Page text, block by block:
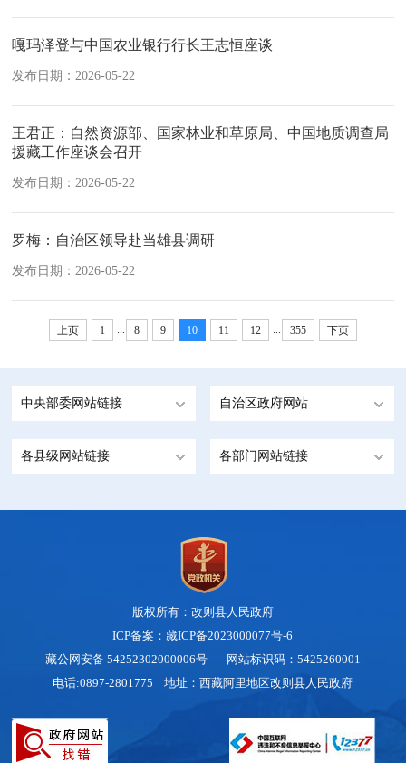
嘎玛泽登与中国农业银行行长王志恒座谈
发布日期：2026-05-22
王君正：自然资源部、国家林业和草原局、中国地质调查局
援藏工作座谈会召开
发布日期：2026-05-22
罗梅：自治区领导赴当雄县调研
发布日期：2026-05-22
上页 1 8 9 10 11 12 355 下页
中央部委网站链接 自治区政府网站
各县级网站链接 各部门网站链接
版权所有：改则县人民政府
ICP备案：藏ICP备2023000077号-6
藏公网安备 54252302000006号网站标识码：5425260001
电话:0897-2801775 地址：西藏阿里地区改则县人民政府